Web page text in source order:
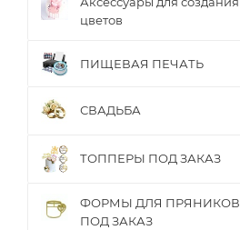
цветов
ПИЩЕВАЯ ПЕЧАТЬ
СВАДЬБА
ТОППЕРЫ ПОД ЗАКАЗ
ФОРМЫ ДЛЯ ПРЯНИКОВ
ПОД ЗАКАЗ